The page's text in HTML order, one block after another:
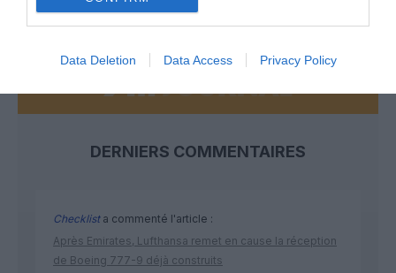
Data Deletion Data Access Privacy Policy
DERNIERS COMMENTAIRES
Checklista commenté l'article :
Après Emirates, Lufthansa remet en cause la réception
de Boeing 777-9 déjà construits